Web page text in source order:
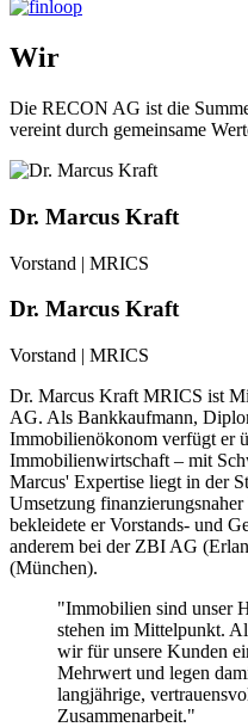
Wir
Die RECON AG ist die
vereint durch gemeinsame
Dr. Marcus Kraft
Vorstand | MRICS
Dr. Marcus Kraft
Vorstand | MRICS
Dr. Marcus Kraft MRICS ist
AG. Als Bankkaufmann,
Immobilienökonom verfügt er
Immobilienwirtschaft – mit
Marcus' Expertise liegt in der
Umsetzung
bekleidete er Vorstands- und
anderem bei der ZBI AG
(München).
"Immobilien sind unser
stehen im Mittelpunkt.
wir für unsere Kunden
Mehrwert und legen
langjährige,
Zusammenarbeit."